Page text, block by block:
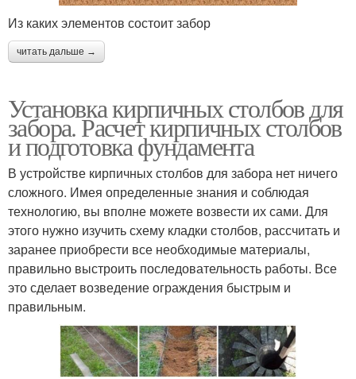
Из каких элементов состоит забор
читать дальше →
Установка кирпичных столбов для
забора. Расчет кирпичных столбов
и подготовка фундамента
В устройстве кирпичных столбов для забора нет ничего
сложного. Имея определенные знания и соблюдая
технологию, вы вполне можете возвести их сами. Для
этого нужно изучить схему кладки столбов, рассчитать и
заранее приобрести все необходимые материалы,
правильно выстроить последовательность работы. Все
это сделает возведение ограждения быстрым и
правильным.